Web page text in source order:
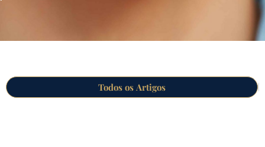
Todos os Artigos